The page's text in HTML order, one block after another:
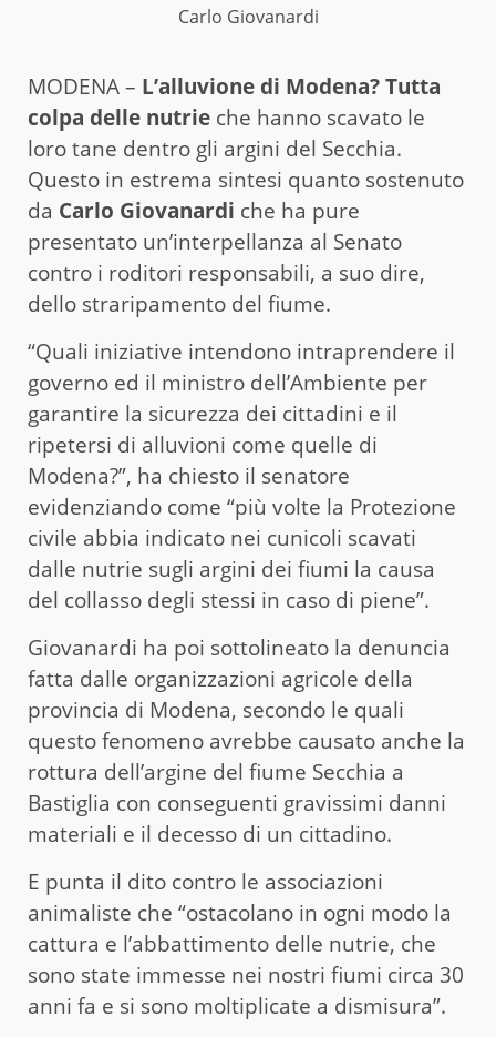
Carlo Giovanardi
MODENA – L’alluvione di Modena? Tutta
colpa delle nutrie che hanno scavato le
loro tane dentro gli argini del Secchia.
Questo in estrema sintesi quanto sostenuto
da Carlo Giovanardi che ha pure
presentato un’interpellanza al Senato
contro i roditori responsabili, a suo dire,
dello straripamento del fiume.
“Quali iniziative intendono intraprendere il
governo ed il ministro dell’Ambiente per
garantire la sicurezza dei cittadini e il
ripetersi di alluvioni come quelle di
Modena?”, ha chiesto il senatore
evidenziando come “più volte la Protezione
civile abbia indicato nei cunicoli scavati
dalle nutrie sugli argini dei fiumi la causa
del collasso degli stessi in caso di piene”.
Giovanardi ha poi sottolineato la denuncia
fatta dalle organizzazioni agricole della
provincia di Modena, secondo le quali
questo fenomeno avrebbe causato anche la
rottura dell’argine del fiume Secchia a
Bastiglia con conseguenti gravissimi danni
materiali e il decesso di un cittadino.
E punta il dito contro le associazioni
animaliste che “ostacolano in ogni modo la
cattura e l’abbattimento delle nutrie, che
sono state immesse nei nostri fiumi circa 30
anni fa e si sono moltiplicate a dismisura”.